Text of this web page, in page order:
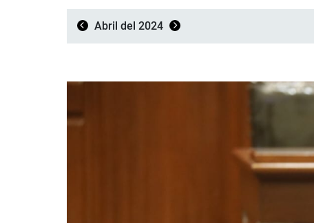
Abril del 2024